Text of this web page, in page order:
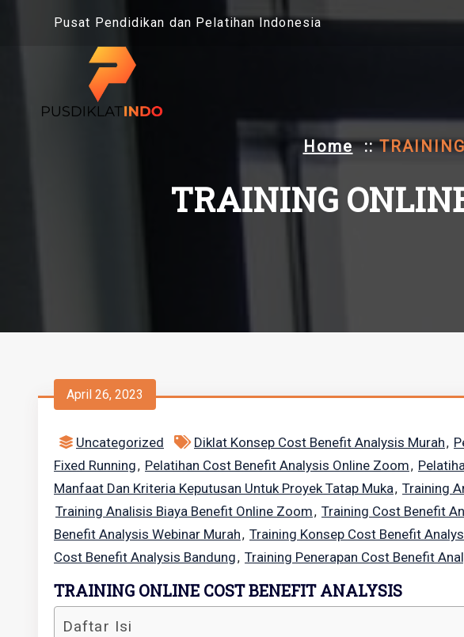
Pusat Pendidikan dan Pelatihan Indonesia
Home::
TRAINING
April 26, 2023
Uncategorized Diklat Konsep Cost Benefit Analysis Murah,
Fixed Running, Pelatihan Cost Benefit Analysis Online Zoom,
Manfaat Dan Kriteria Keputusan Untuk Proyek Tatap Muka, Training
Training Analisis Biaya Benefit Online Zoom, Training Cost Benefit
Benefit Analysis Webinar Murah, Training Konsep Cost Benefit
Cost Benefit Analysis Bandung, Training Penerapan Cost Benefit
TRAINING ONLINE COST BENEFIT ANALYSIS
Daftar Isi